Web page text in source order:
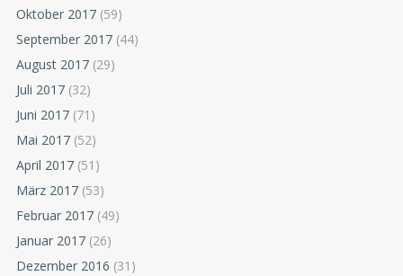
Oktober 2017 (59)
September 2017 (44)
August 2017 (29)
Juli 2017 (32)
Juni 2017 (71)
Mai 2017 (52)
April 2017 (51)
März 2017 (53)
Februar 2017 (49)
Januar 2017 (26)
Dezember 2016 (31)